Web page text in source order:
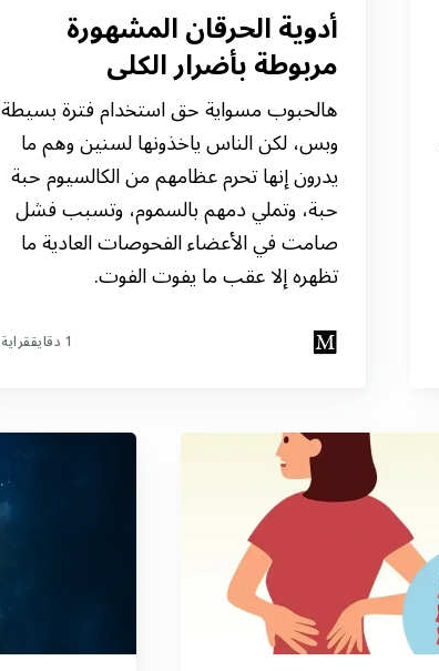
أدوية الحرقان المشهورة
مربوطة بأضرار الكلى
هالحبوب مسواية حق استخدام فترة بسيطة
وبس، لكن الناس ياخذونها لسنين وهم ما
يدرون إنها تحرم عظامهم من الكالسيوم حبة
حبة، وتملي دمهم بالسموم، وتسبب فشل
صامت في الأعضاء الفحوصات العادية ما
تظهره إلا عقب ما يفوت الفوت.
1 دقايققراية